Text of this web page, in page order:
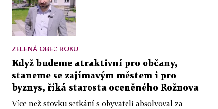
ZELENÁ OBEC ROKU
Když budeme atraktivní pro občany,
staneme se zajímavým městem i pro
byznys, říká starosta oceněného Rožnova
Více než stovku setkání s obyvateli absolvoval za